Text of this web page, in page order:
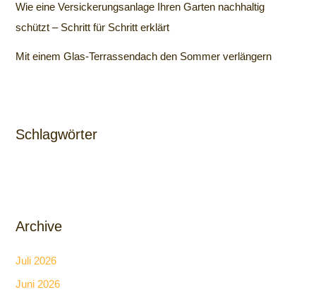
Wie eine Versickerungsanlage Ihren Garten nachhaltig
schützt – Schritt für Schritt erklärt
Mit einem Glas-Terrassendach den Sommer verlängern
Schlagwörter
Archive
Juli 2026
Juni 2026